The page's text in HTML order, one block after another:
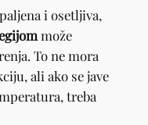
i osetljiva,
može
To ne mora
ali ako se jave
treba